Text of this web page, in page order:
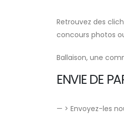
Retrouvez des
concours photos
Ballaison, une
ENVIE DE
— > Envoyez-les